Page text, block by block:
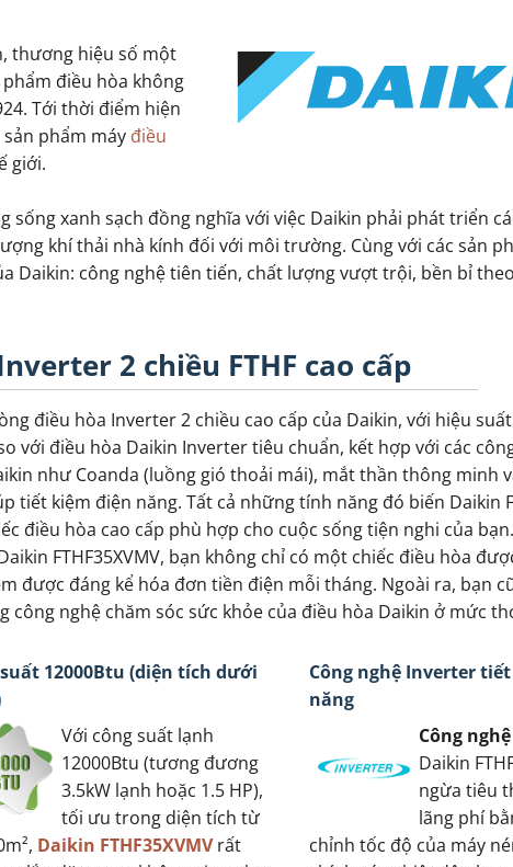
thương hiệu số một
điều hòa không
Tới thời điểm hiện
phẩm máy điều
giới.
xanh sạch đồng nghĩa với việc Daikin phải phát triển
khí thải nhà kính đối với môi trường. Cùng với các sản
Daikin: công nghệ tiên tiến, chất lượng vượt trội, bền bỉ
2 chiều FTHF cao cấp
điều hòa Inverter 2 chiều cao cấp của Daikin, với hiệu
với điều hòa Daikin Inverter tiêu chuẩn, kết hợp với các
như Coanda (luồng gió thoải mái), mắt thần thông minh
tiết kiệm điện năng. Tất cả những tính năng đó biến Daikin
điều hòa cao cấp phù hợp cho cuộc sống tiện nghi của bạn.
FTHF35XVMV, bạn không chỉ có một chiếc điều hòa
được đáng kể hóa đơn tiền điện mỗi tháng. Ngoài ra, bạn
công nghệ chăm sóc sức khỏe của điều hòa Daikin ở mức
12000Btu (diện tích dưới
Với công suất lạnh
12000Btu (tương đương
3.5kW lạnh hoặc 1.5 HP),
tối ưu trong diện tích từ
Daikin FTHF35XVMVrất
Công nghệ Inverter
năng
Công
Daikin
ngừa tiêu
lãng phí
chỉnh tốc độ của máy